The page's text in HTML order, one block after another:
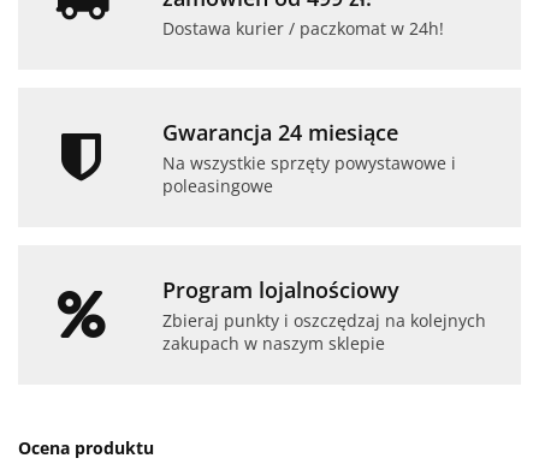
Dostawa kurier / paczkomat w 24h!
Gwarancja 24 miesiące
Na wszystkie sprzęty powystawowe i
poleasingowe
Program lojalnościowy
Zbieraj punkty i oszczędzaj na kolejnych
zakupach w naszym sklepie
Ocena produktu